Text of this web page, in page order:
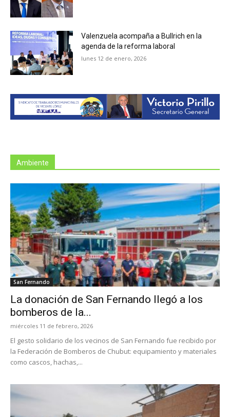
Valenzuela acompaña a Bullrich en la
agenda de la reforma laboral
lunes 12 de enero, 2026
Ambiente
San Fernando
La donación de San Fernando llegó a los
bomberos de la...
miércoles 11 de febrero, 2026
El gesto solidario de los vecinos de San Fernando fue recibido por
la Federación de Bomberos de Chubut: equipamiento y materiales
como cascos, hachas,...